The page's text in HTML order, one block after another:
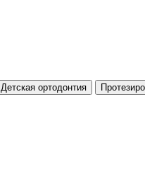
Детская ортодонтия